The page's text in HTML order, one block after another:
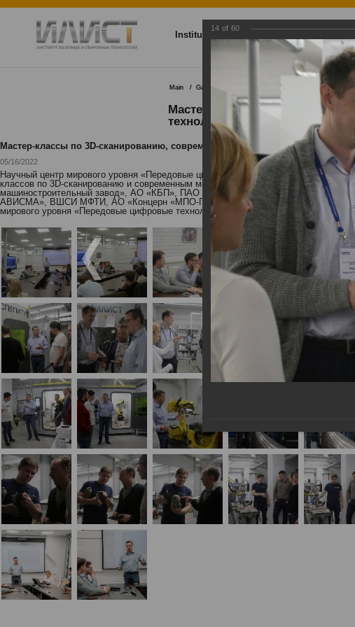
Institute
Main Gallery Мастер-классы по 3D-
Мастер-классы по 3D-
технологий
Мастер-классы по 3D-сканированию, современным методам измерений и
05/16/2022
Научный центр мирового уровня «Передовые цифровые технологии» морского
классов по 3D-сканированию и современным методам измерений, а также по
машиностроительный завод», АО «КБП», ПАО «НЛМК», ООО МЦКТ (РКЦ), АО
АВИСМА», ВШСИ МФТИ, АО «Концерн «МПО-Гидроприбор»». Мероприятия
мирового уровня «Передовые цифровые технологии».
14 of 60